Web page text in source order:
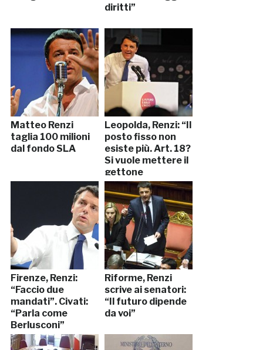
diritti”
Matteo Renzi
taglia 100 milioni
dal fondo SLA
Leopolda, Renzi: “Il
posto fisso non
esiste più. Art. 18?
Si vuole mettere il
gettone
nell’iPhone”
Firenze, Renzi:
“Faccio due
mandati”. Civati:
“Parla come
Berlusconi”
Riforme, Renzi
scrive ai senatori:
“Il futuro dipende
da voi”